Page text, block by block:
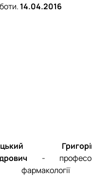
14.04.2016
-
фармакології